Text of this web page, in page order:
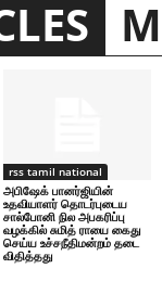
rss tamil national
அபிஷேக் பானர்ஜியின்
உதவியாளர் தொடர்புடைய
சால்போனி நில அபகரிப்பு
வழக்கில் சுமித் ராயை கைது
செய்ய உச்சநீதிமன்றம் தடை
விதித்தது